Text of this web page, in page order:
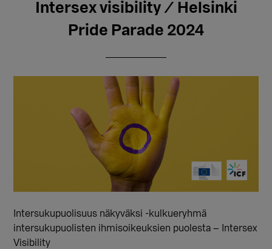
Intersex visibility / Helsinki
Pride Parade 2024
Intersukupuolisuus näkyväksi -kulkueryhmä
intersukupuolisten ihmisoikeuksien puolesta – Intersex
Visibility